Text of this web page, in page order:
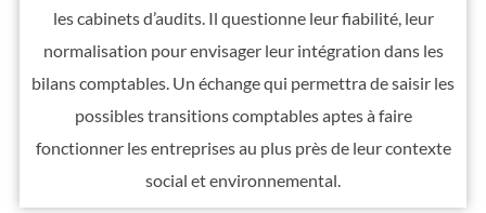
les cabinets d’audits. Il questionne leur fiabilité, leur
normalisation pour envisager leur intégration dans les
bilans comptables. Un échange qui permettra de saisir les
possibles transitions comptables aptes à faire
fonctionner les entreprises au plus près de leur contexte
social et environnemental.